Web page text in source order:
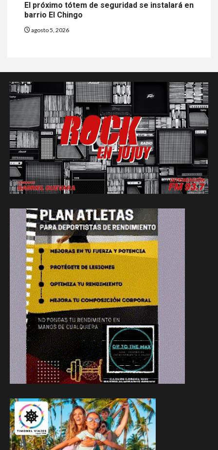
El próximo tótem de seguridad se instalará en
barrio El Chingo
agosto 5, 2026